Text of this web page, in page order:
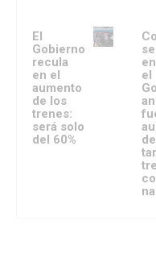
El
Gobierno
recula
en el
aumento
de los
trenes:
será solo
del 60%
el